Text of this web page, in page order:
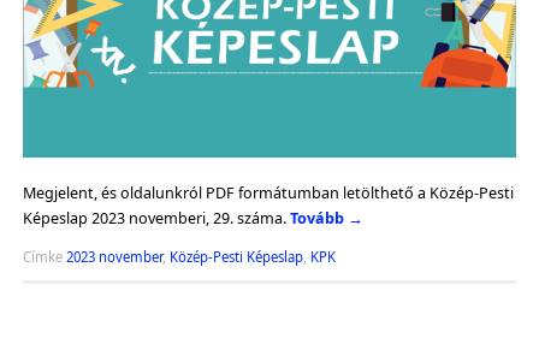
Megjelent, és oldalunkról PDF formátumban letölthető a Közép-Pesti
Képeslap 2023 novemberi, 29. száma.Tovább →
Címke 2023 november, Közép-Pesti Képeslap, KPK